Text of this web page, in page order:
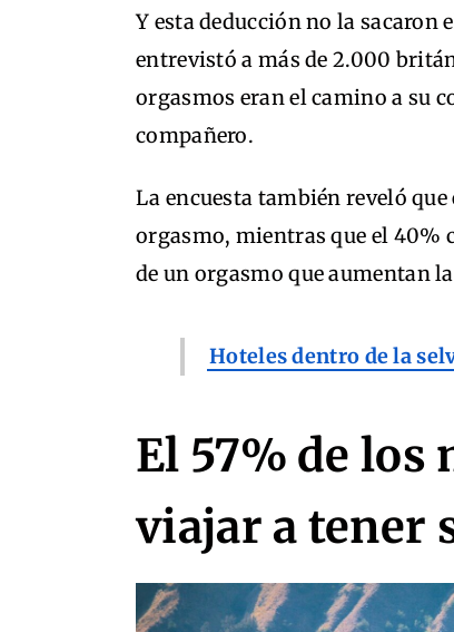
Y esta deducción no la sacaron
entrevistó a más de 2.000
orgasmos eran el camino a su
compañero.
La encuesta también reveló
orgasmo, mientras que el 40%
de un orgasmo que aumentan
Hoteles dentro de la
El 57% de
viajar a tener